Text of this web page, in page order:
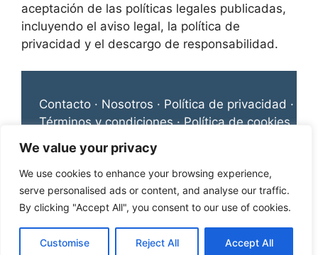
We value your privacy
We use cookies to enhance your browsing experience,
serve personalised ads or content, and analyse our traffic.
By clicking "Accept All", you consent to our use of cookies.
Customise Reject All Accept All
aceptación de las políticas legales publicadas,
incluyendo el aviso legal, la política de
privacidad y el descargo de responsabilidad.
Contacto · Nosotros · Política de privacidad ·
Términos y condiciones·Política de cookies
Descargo de responsabilidad
© 2026 Significado de Sueños. Todos los
derechos reservados.